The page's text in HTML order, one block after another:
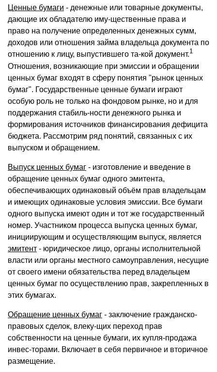
Ценные бумаги - денежные или товарные документы,
дающие их обладателю иму-щественные права и
право на получение определенных денежных сумм,
доходов или отношения займа владельца документа по
отношению к лицу, выпустившего та-кой документ.1
Отношения, возникающие при эмиссии и обращении
ценных бумаг входят в сферу понятия "рынок ценных
бумаг". Государственные ценные бумаги играют
особую роль не только на фондовом рынке, но и для
поддержания стабиль-ности денежного рынка и
формирования источников финансирования дефицита
бюджета. Рассмотрим ряд понятий, связанных с их
выпуском и обращением.
Выпуск ценных бумаг - изготовление и введение в
обращение ценных бумаг одного эмитента,
обеспечивающих одинаковый объём прав владельцам
и имеющих одинаковые условия эмиссии. Все бумаги
одного выпуска имеют один и тот же государственный
номер. Участником процесса выпуска ценных бумаг,
инициирующим и осуществляющим выпуск, является
эмитент - юридическое лицо, органы исполнительной
власти или органы местного самоуправления, несущие
от своего имени обязательства перед владельцем
ценных бумаг по осуществлению прав, закрепленных в
этих бумагах.
Обращение ценных бумаг - заключение гражданско-
правовых сделок, влеку-щих переход прав
собственности на ценные бумаги, их купля-продажа
инвес-торами. Включает в себя первичное и вторичное
размещение.